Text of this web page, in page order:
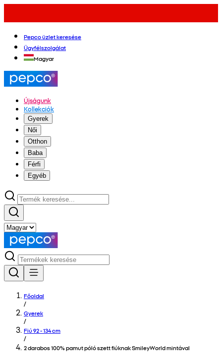
Pepco üzlet keresése
Ügyfélszolgálat
Magyar
Újságunk
Kollekciók
Gyerek
Női
Otthon
Baba
Férfi
Egyéb
Főoldal
/
Gyerek
/
Fiú 92 - 134 cm
/
2 darabos 100% pamut póló szett fiúknak SmileyWorld mintával